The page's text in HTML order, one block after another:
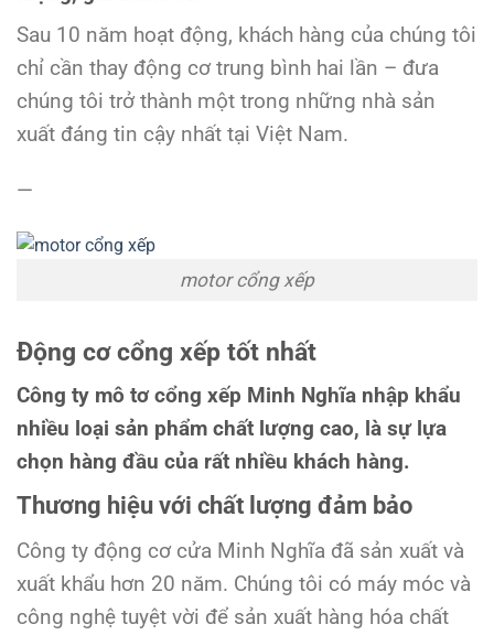
Sau 10 năm hoạt động, khách hàng của chúng tôi
chỉ cần thay động cơ trung bình hai lần – đưa
chúng tôi trở thành một trong những nhà sản
xuất đáng tin cậy nhất tại Việt Nam.
—
motor cổng xếp
Động cơ cổng xếp tốt nhất
Công ty mô tơ cổng xếp Minh Nghĩa nhập khẩu
nhiều loại sản phẩm chất lượng cao, là sự lựa
chọn hàng đầu của rất nhiều khách hàng.
Thương hiệu với chất lượng đảm bảo
Công ty động cơ cửa Minh Nghĩa đã sản xuất và
xuất khẩu hơn 20 năm. Chúng tôi có máy móc và
công nghệ tuyệt vời để sản xuất hàng hóa chất